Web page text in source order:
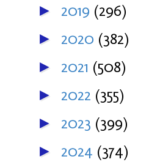
► 2019 (296)
► 2020 (382)
► 2021 (508)
► 2022 (355)
► 2023 (399)
► 2024 (374)